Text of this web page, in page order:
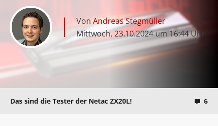
Von Andreas Stegmüller
Mittwoch, 23.10.2024 um 16:44 Uhr
Das sind die Tester der Netac ZX20L! 6